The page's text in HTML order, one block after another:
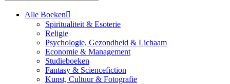
Alle Boeken
Spiritualiteit & Esoterie
Religie
Psychologie, Gezondheid & Lichaam
Economie & Management
Studieboeken
Fantasy & Sciencefiction
Kunst, Cultuur & Fotografie